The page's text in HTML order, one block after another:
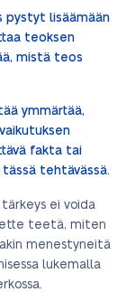
pystyt lisäämään
teoksen
mistä teos
ymmärtää,
fakta tai
tehtävässä.
ei voida
ette teetä, miten
menestyneitä
lukemalla